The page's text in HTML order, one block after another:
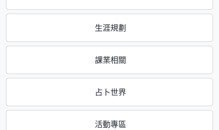
生涯規劃
課業相關
占卜世界
活動專區